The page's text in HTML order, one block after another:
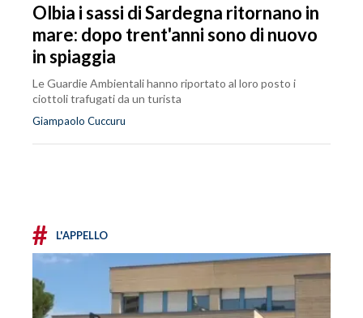
Olbia i sassi di Sardegna ritornano in
mare: dopo trent'anni sono di nuovo
in spiaggia
Le Guardie Ambientali hanno riportato al loro posto i
ciottoli trafugati da un turista
Giampaolo Cuccuru
# L'APPELLO